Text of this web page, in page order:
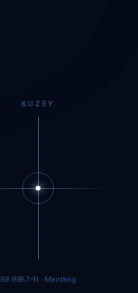
KUZEY
89.9984°N · Meritking